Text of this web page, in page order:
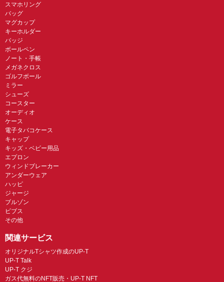
スマホリング
バッグ
マグカップ
キーホルダー
バッジ
ボールペン
ノート・手帳
メガネクロス
ゴルフボール
ミラー
シューズ
コースター
オーディオ
ケース
電子タバコケース
キャップ
キッズ・ベビー用品
エプロン
ウィンドブレーカー
アンダーウェア
ハッピ
ジャージ
ブルゾン
ビブス
その他
関連サービス
オリジナルTシャツ作成のUP-T
UP-T Talk
UP-T クジ
ガス代無料のNFT販売・UP-T NFT